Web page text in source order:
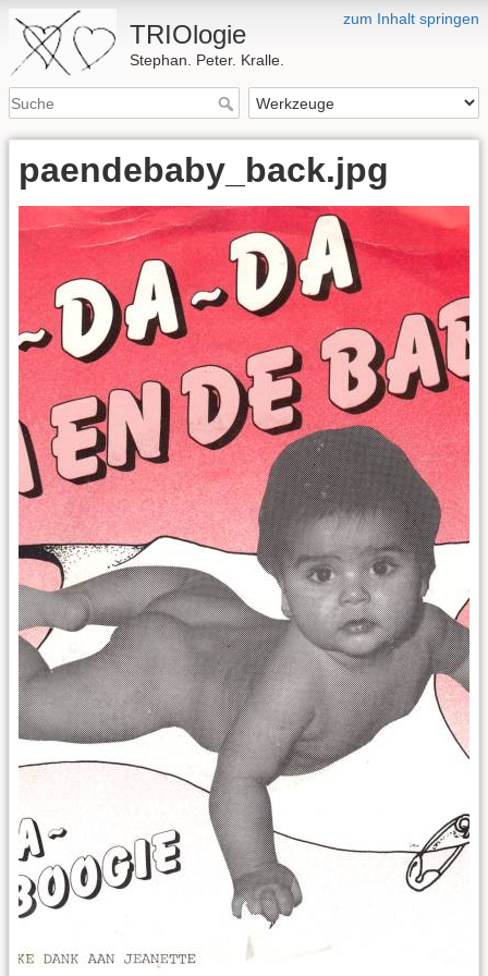
zum Inhalt springen
TRIOlogie
Stephan. Peter. Kralle.
paendebaby_back.jpg